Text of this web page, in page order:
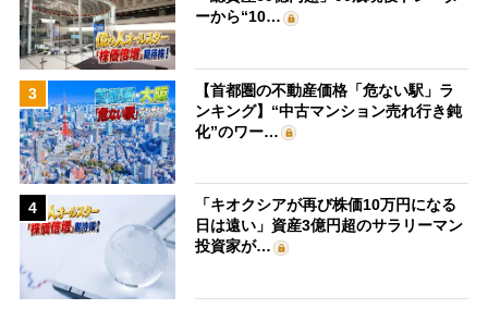
ーから“10…
3
【首都圏の不動産価格「危ない駅」ラ
ンキング】“中古マンション売れ行き鈍
化”のワー…
4
「キオクシアが再び株価10万円になる
日は遠い」資産3億円超のサラリーマン
投資家が…